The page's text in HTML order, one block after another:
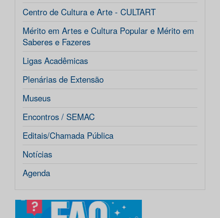
Centro de Cultura e Arte - CULTART
Mérito em Artes e Cultura Popular e Mérito em
Saberes e Fazeres
Ligas Acadêmicas
Plenárias de Extensão
Museus
Encontros / SEMAC
Editais/Chamada Pública
Notícias
Agenda